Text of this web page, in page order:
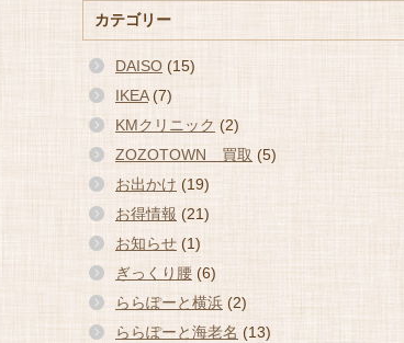
カテゴリー
DAISO (15)
IKEA(7)
KMクリニック (2)
ZOZOTOWN 買取 (5)
お出かけ (19)
お得情報 (21)
お知らせ (1)
ぎっくり腰 (6)
ららぽーと横浜 (2)
ららぽーと海老名 (13)